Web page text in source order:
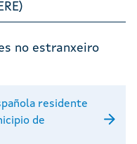
no estranxeiro
residente
de